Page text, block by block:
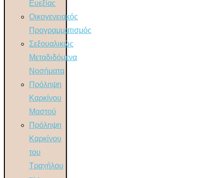
Ευεξίας
Οικογενειακός
Προγραμματισμός
Σεξουαλικώς
Μεταδιδόμενα
Νοσήματα
Πρόληψη
Καρκίνου
Μαστού
Πρόληψη
Καρκίνου
του
Τραχήλου